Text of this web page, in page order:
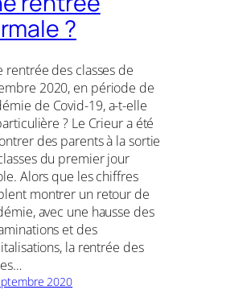
?
rentrée des classes de
2020, en période de
de Covid-19, a-t-elle
? Le Crieur a été
des parents à la sortie
du premier jour
Alors que les chiffres
montrer un retour de
avec une hausse des
et des
la rentrée des
2020